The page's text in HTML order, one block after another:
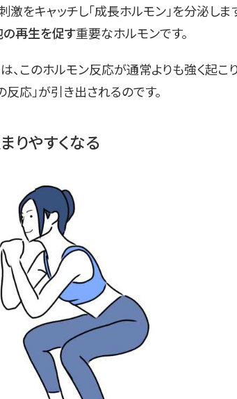
をキャッチし「成長ホルモン」を分泌しま
再生を促す重要なホルモンです。
、このホルモン反応が通常よりも強く起こ
応」が引き出されるのです。
りやすくなる